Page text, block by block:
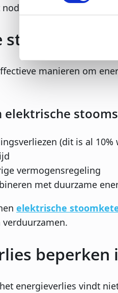
is.
stoom:
manieren om
elektrische
(dit is al 10%
vermogensregeling
met duurzame
elektrische
beperken
energieverlies vindt